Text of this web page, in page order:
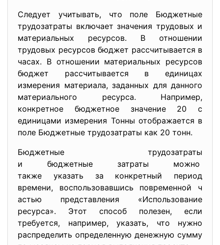
Следует учитывать, что поле Бюджетные
трудозатраты включает значения трудовых и
материальных ресурсов. В отношении
трудовых ресурсов бюджет рассчитывается в
часах. В отношении материальных ресурсов
бюджет рассчитывается в единицах
измерения материала, заданных для данного
материального ресурса. Например,
конкретное бюджетное значение 20 с
единицами измерения Тонны отображается в
поле Бюджетные трудозатраты как 20 тонн.
Бюджетные трудозатраты
и бюджетные затраты можно
также указать за конкретный период
времени, воспользовавшись повременной ч
астью представления «Использование
ресурса». Этот способ полезен, если
требуется, например, указать, что нужно
распределить определенную денежную сумму